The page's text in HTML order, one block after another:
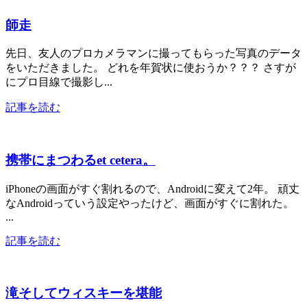
師走
先日、友人のプロカメラマンに撮ってもらった写真のデータ
をいただきました。 どれを年賀状に使おうか？？？ さすが
にプロ目線で撮影し...
記事を読む
携帯にまつわるet cetera。
iPhoneの画面がすぐ割れるので、Androidに変えて2年。 頑丈
なAndroidっていう設定やったけど、画面がすぐに割れた。
...
記事を読む
滝そしてウィスキーを堪能